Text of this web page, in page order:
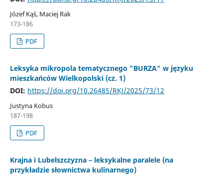
Józef Kąś, Maciej Rak
173-186
PDF
Leksyka mikropola tematycznego "BURZA" w języku
mieszkańców Wielkopolski (cz. 1)
DOI: https://doi.org/10.26485/RKJ/2025/73/12
Justyna Kobus
187-198
PDF
Krajna i Lubelszczyzna – leksykalne paralele (na
przykładzie słownictwa kulinarnego)